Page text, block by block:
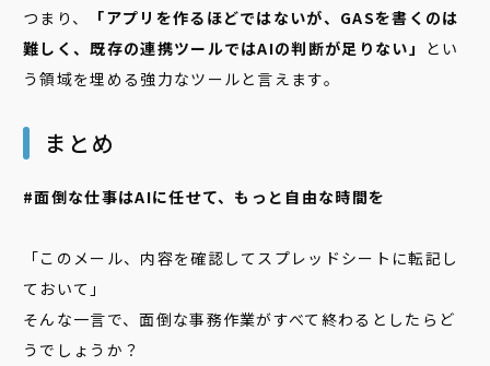
つまり、
「アプリを作るほどではないが、GASを書くのは
難しく、既存の連携ツールではAIの判断が足りない」 とい
う領域を埋める強力なツールと言えます。
まとめ
#面倒な仕事はAIに任せて、もっと自由な時間を
「このメール、内容を確認してスプレッドシートに転記し
ておいて」
そんな一言で、面倒な事務作業がすべて終わるとしたらど
うでしょうか？